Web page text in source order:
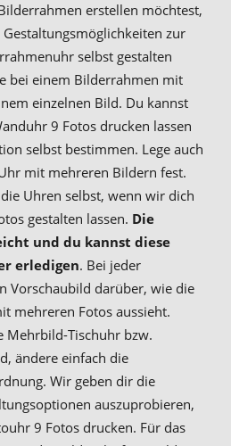
erstellen möchtest,
zur
selbst gestalten
bei einem Bilderrahmen mit
einzelnen Bild. Du kannst
9 Fotos drucken lassen
selbst bestimmen. Lege auch
mit mehreren Bildern fest.
Uhren selbst, wenn wir dich
gestalten lassen. Die
und du kannst diese
erledigen. Bei jeder
Vorschaubild darüber, wie die
mehreren Fotos aussieht.
Mehrbild-Tischuhr bzw.
ändere einfach die
Wir geben dir die
auszuprobieren,
9 Fotos drucken. Für das